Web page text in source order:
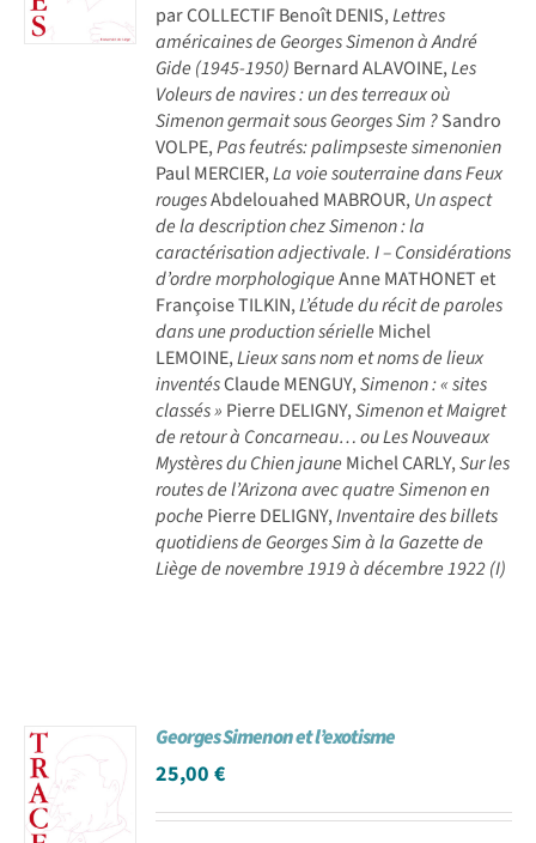
par COLLECTIF Benoît DENIS,Lettres
américaines de Georges Simenon à André
Gide (1945-1950) Bernard ALAVOINE,Les
Voleurs de navires : un des terreaux où
Simenon germait sous Georges Sim ?Sandro
VOLPE,Pas feutrés: palimpseste simenonien
Paul MERCIER,La voie souterraine dans Feux
rougesAbdelouahed MABROUR,Un aspect
de la description chez Simenon : la
caractérisation adjectivale. I – Considérations
d’ordre morphologiqueAnne MATHONET et
Françoise TILKIN,L’étude du récit de paroles
dans une production sérielle Michel
LEMOINE,Lieux sans nom et noms de lieux
inventésClaude MENGUY,Simenon : « sites
classés » Pierre DELIGNY,Simenon et Maigret
de retour à Concarneau… ou Les Nouveaux
Mystères du Chien jaune Michel CARLY,Sur les
routes de l’Arizona avec quatre Simenon en
poche Pierre DELIGNY,Inventaire des billets
quotidiens de Georges Sim à la Gazette de
Liège de novembre 1919 à décembre 1922 (I)
Georges Simenon et l’exotisme
25,00€